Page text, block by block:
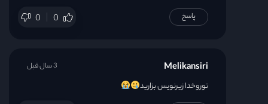
0 0 پاسخ
Melikansiri
توروخدا زیرنویس بزارید
3 سال قبل